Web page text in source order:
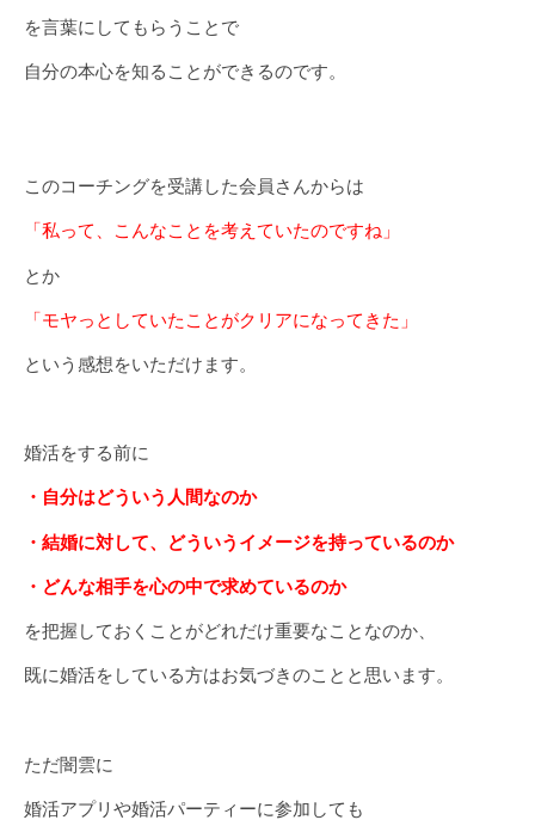
を言葉にしてもらうことで
自分の本心を知ることができるのです。
このコーチングを受講した会員さんからは
「私って、こんなことを考えていたのですね」
とか
「モヤっとしていたことがクリアになってきた」
という感想をいただけます。
婚活をする前に
・自分はどういう人間なのか
・結婚に対して、どういうイメージを持っているのか
・どんな相手を心の中で求めているのか
を把握しておくことがどれだけ重要なことなのか、
既に婚活をしている方はお気づきのことと思います。
ただ闇雲に
婚活アプリや婚活パーティーに参加しても